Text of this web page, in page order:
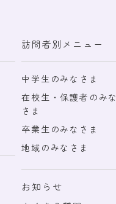
訪問者別メニュー
中学生のみなさま
在校生・保護者のみな
さま
卒業生のみなさま
地域のみなさま
お知らせ